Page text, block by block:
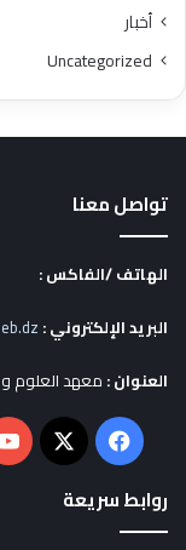
أخبار
Uncategorized
تواصل معنا
الهاتف /الفاكس :
البريد الإلكتروني :
العنوان : معهد العلوم
فيسبوك
X
روابط سريعة